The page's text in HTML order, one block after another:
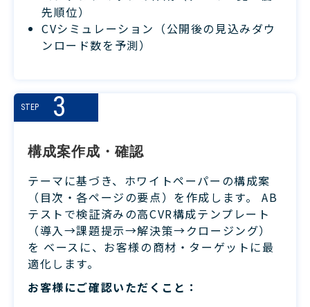
先順位）
CVシミュレーション（公開後の見込みダウ
ンロード数を予測）
STEP 3
構成案作成・確認
テーマに基づき、ホワイトペーパーの構成案
（目次・各ページの要点）を作成します。 AB
テストで検証済みの高CVR構成テンプレート
（導入→課題提示→解決策→クロージング）
を ベースに、お客様の商材・ターゲットに最
適化します。
お客様にご確認いただくこと：